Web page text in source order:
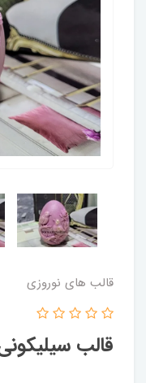
قالب های نوروزی
قالب